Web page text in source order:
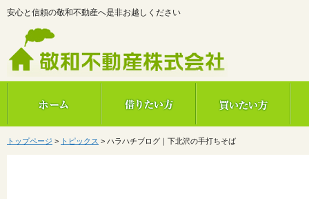
安心と信頼の敬和不動産へ是非お越しください
トップページ > トピックス > ハラハチブログ｜下北沢の手打ちそば